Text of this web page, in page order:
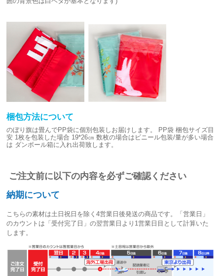
梱包方法について
のぼり旗は畳んでPP袋に個別包装しお届けします。
PP袋 梱包サイズ目
安 1枚を包装した場合 19*26㎝ 数枚の場合はビニール包装/量が多い場合
は ダンボール箱に入れ出荷致します。
ご注文前に以下の内容を必ずご確認ください
納期について
こちらの素材は土日祝日を除く4営業日後発送の商品です。「営業日」
のカウントは「受付完了日」の翌営業日より1営業日目として計算いた
します。